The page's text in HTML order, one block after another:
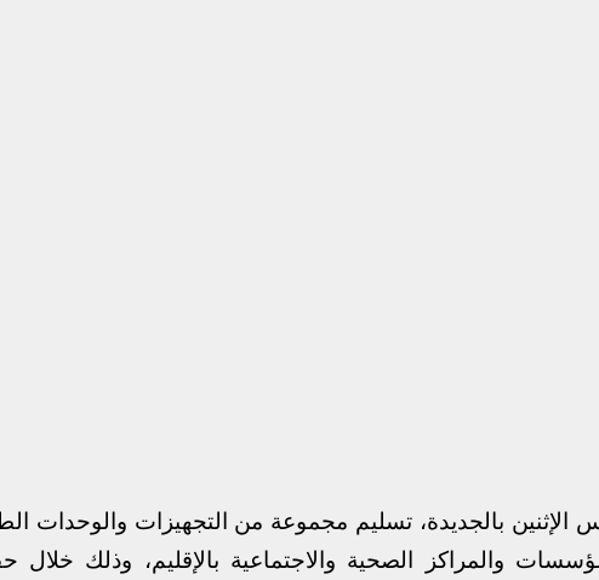
الإثنين بالجديدة، تسليم مجموعة من التجهيزات والوحدات
والمراكز الصحية والاجتماعية بالإقليم، وذلك خلال